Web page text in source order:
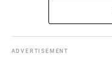
ADVERTISEMENT